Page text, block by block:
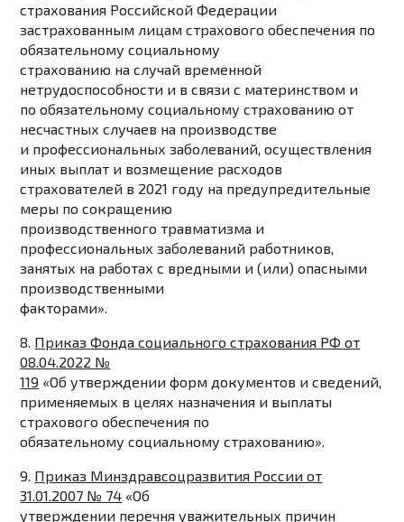
страхования Российской Федерации
застрахованным лицам страхового обеспечения по
обязательному социальному
страхованию на случай временной
нетрудоспособности и в связи с материнством и
по обязательному социальному страхованию от
несчастных случаев на производстве
и профессиональных заболеваний, осуществления
иных выплат и возмещение расходов
страхователей в 2021 году на предупредительные
меры по сокращению
производственного травматизма и
профессиональных заболеваний работников,
занятых на работах с вредными и (или) опасными
производственными
факторами».
8. Приказ Фонда социального страхования РФ от
08.04.2022 №
119 «Об утверждении форм документов и сведений,
применяемых в целях назначения и выплаты
страхового обеспечения по
обязательному социальному страхованию».
9. Приказ Минздравсоцразвития России от
31.01.2007 № 74 «Об
утверждении перечня уважительных причин